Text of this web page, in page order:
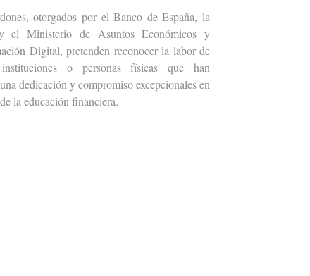
otorgados por el Banco de España, la
el Ministerio de Asuntos Económicos y
Digital, pretenden reconocer la labor de
o personas físicas que han
dedicación y compromiso excepcionales en
la educación financiera.